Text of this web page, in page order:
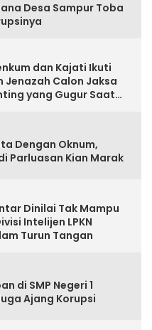
Desa Sampur Toba
dan Kajati Ikuti
Jenazah Calon Jaksa
yang Gugur Saat
Dengan Oknum,
Parluasan Kian Marak
Dinilai Tak Mampu
Intelijen LPKN
Turun Tangan
di SMP Negeri 1
Ajang Korupsi